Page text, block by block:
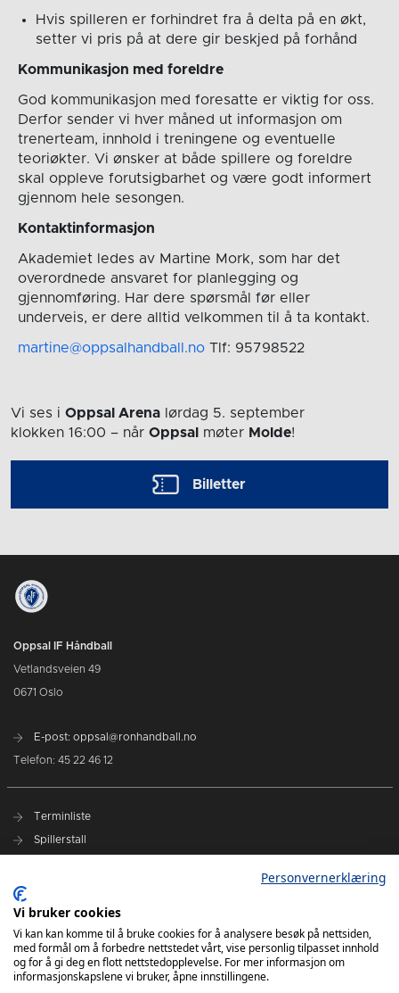
Hvis spilleren er forhindret fra å delta på en økt,
setter vi pris på at dere gir beskjed på forhånd
Kommunikasjon med foreldre
God kommunikasjon med foresatte er viktig for oss.
Derfor sender vi hver måned ut informasjon om
trenerteam, innhold i treningene og eventuelle
teoriøkter. Vi ønsker at både spillere og foreldre
skal oppleve forutsigbarhet og være godt informert
gjennom hele sesongen.
Kontaktinformasjon
Akademiet ledes av Martine Mork, som har det
overordnede ansvaret for planlegging og
gjennomføring. Har dere spørsmål før eller
underveis, er dere alltid velkommen til å ta kontakt.
martine@oppsalhandball.noTlf: 95798522
Vi ses i Oppsal Arena lørdag 5. september
klokken 16:00 – når Oppsal møter Molde!
Billetter
Oppsal IF Håndball
Vetlandsveien 49
0671 Oslo
E-post: oppsal@ronhandball.no
Telefon: 45 22 46 12
Terminliste
Spillerstall
Målklubben
Personvernerklæring
Vi bruker cookies
Vi kan kan komme til å bruke cookies for å analysere besøk på nettsiden,
med formål om å forbedre nettstedet vårt, vise personlig tilpasset innhold
og for å gi deg en flott nettstedopplevelse. For mer informasjon om
informasjonskapslene vi bruker, åpne innstillingene.